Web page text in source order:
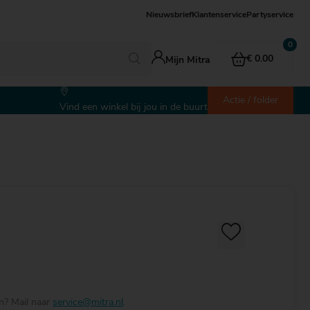
Nieuwsbrief KlantenservicePartyservice
Mijn Mitra € 0.00
Vind een winkel bij jou in de buurt
Actie / folder
Mail naar service@mitra.nl.